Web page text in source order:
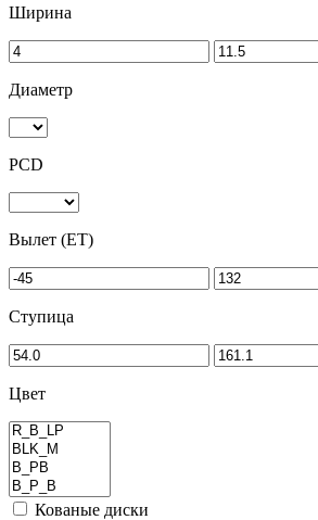
Ширина
Диаметр
PCD
Вылет (ET)
Ступица
Цвет
Кованые диски